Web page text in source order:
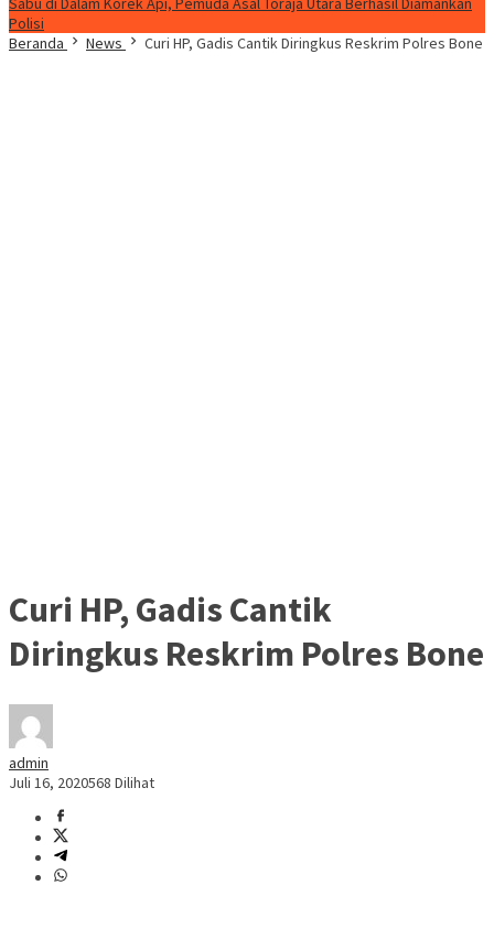
Polisi
Beranda
News Curi HP, Gadis Cantik Diringkus Reskrim Polres Bone
Curi HP, Gadis Cantik
Diringkus Reskrim Polres Bone
admin
Juli 16, 2020568 Dilihat